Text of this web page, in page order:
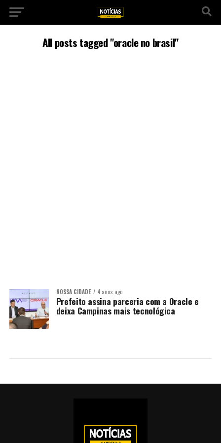
All posts tagged "oracle no brasil"
NOSSA CIDADE 4 anos ago
Prefeito assina parceria com a Oracle e
deixa Campinas mais tecnológica